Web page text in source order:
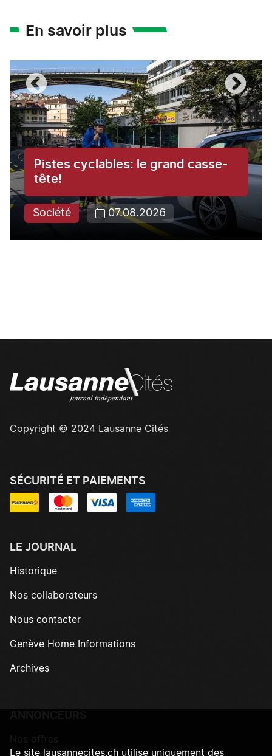
En savoir plus
Pistes cyclables: le grand casse-
tête!
Société 07.08.2026
Copyright © 2024 Lausanne Cités
SÉCURITÉ ET PAIEMENTS
LE JOURNAL
Historique
Nos collaborateurs
Nous contacter
Genève Home Informations
Archives
Le site lausannecites.ch utilise uniquement des